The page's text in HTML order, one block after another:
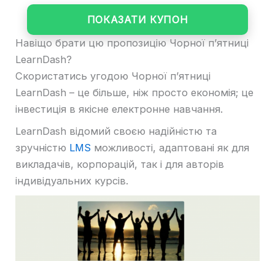
ПОКАЗАТИ КУПОН
Навіщо брати цю пропозицію Чорної п’ятниці
LearnDash?
Скористатись угодою Чорної п’ятниці
LearnDash – це більше, ніж просто економія; це
інвестиція в якісне електронне навчання.
LearnDash відомий своєю надійністю та
зручністю LMS можливості, адаптовані як для
викладачів, корпорацій, так і для авторів
індивідуальних курсів.